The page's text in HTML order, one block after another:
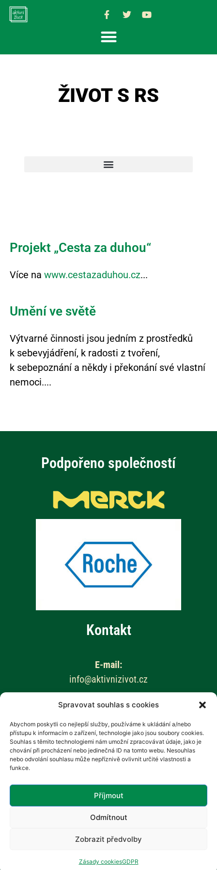
Spravovat souhlas s cookies
Abychom poskytli co nejlepší služby, používáme k ukládání a/nebo
přístupu k informacím o zařízení, technologie jako jsou soubory cookies.
Souhlas s těmito technologiemi nám umožní zpracovávat údaje, jako je
chování při procházení nebo jedinečná ID na tomto webu. Nesouhlas
nebo odvolání souhlasu může nepříznivě ovlivnit určité vlastnosti a
funkce.
Příjmout
Odmítnout
Zobrazit předvolby
Zásady cookiesGDPR
ŽIVOT S RS
Projekt „Cesta za duhou“
Více na www.cestazaduhou.cz
Umění ve světě
Výtvarné činnosti jsou jedním z prostředků
k sebevyjádření, k radosti z tvoření,
k sebepoznání a někdy i překonání své vlastní
nemoci.
Podpořeno společností
Kontakt
E-mail:
info@aktivnizivot.cz
Odborní garanti:
Prof. MUDr. Eva Kubala Havrdová, CSc.
Prim. MUDr. Marta Vachová
Web provozuje: